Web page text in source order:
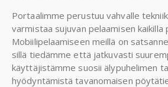
Portaalimme perustuu vahvalle
varmistaa sujuvan pelaamisen kaikilla
Mobiilipelaamiseen meillä on
sillä tiedämme että jatkuvasti
käyttäjistämme suosii älypuhelimen
hyödyntämistä tavanomaisen